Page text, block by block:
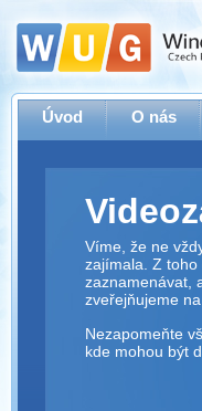
Úvod O nás
Víme, že ne
zajímala. Z
zaznamenávat,
zveřejňujeme
Nezapomeňte
kde mohou být